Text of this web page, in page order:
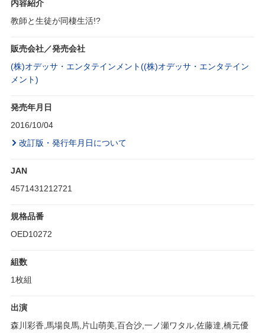
内容紹介
教師と生徒が同棲生活!?
販売会社／発売会社
(株)オデッサ・エンタテインメント((株)オデッサ・エンタテイン
メント)
発売年月日
2016/10/04
改訂版・発行年月日について
JAN
4571431212721
規格品番
OED10272
組数
1枚組
出演
森川彩香,馬場良馬,片山萌美,百合沙,一ノ瀬ワタル,佐藤達,橋元優